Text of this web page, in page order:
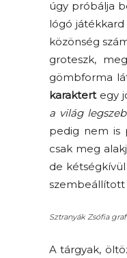
úgy próbálja
lógó játékkard
közönség
groteszk,
gömbforma
karaktertegy
a világ
pedig nem is
csak meg
de
szembeállított
Sztranyák Zsófia
A tárgyak,